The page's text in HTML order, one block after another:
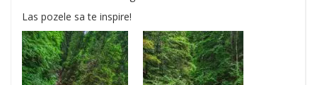
Las pozele sa te inspire!